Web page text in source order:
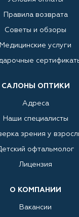
Правила возврата
Советы и обзоры
Медицинские услуги
САЛОНЫ ОПТИКИ
Адреса
Наши специалисты
зрения у
офтальмолог
Лицензия
О КОМПАНИИ
Вакансии